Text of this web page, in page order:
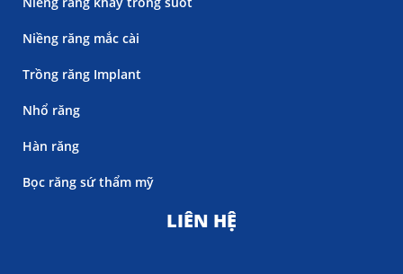
Niềng răng mắc cài
Trồng răng Implant
Nhổ răng
Hàn răng
Bọc răng sứ thẩm mỹ
LIÊN HỆ